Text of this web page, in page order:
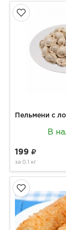
В
199
за 0.1 кг